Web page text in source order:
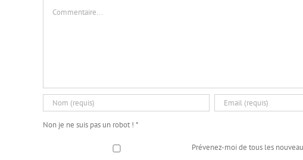
Non je ne suis pas un robot ! *
Prévenez-moi de tous les